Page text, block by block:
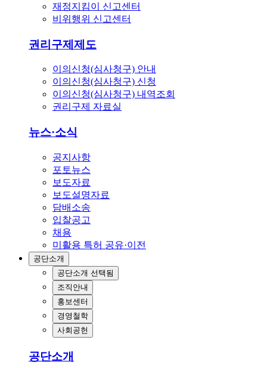
재정지킴이 신고센터
비위행위 신고센터
권리구제제도
이의신청(심사청구) 안내
이의신청(심사청구) 신청
이의신청(심사청구) 내역조회
권리구제 자료실
뉴스·소식
공지사항
포토뉴스
보도자료
보도설명자료
담배소송
입찰공고
채용
미활용 특허 공유·이전
공단소개
공단소개 선택됨
조직안내
홍보센터
경영철학
사회공헌
공단소개